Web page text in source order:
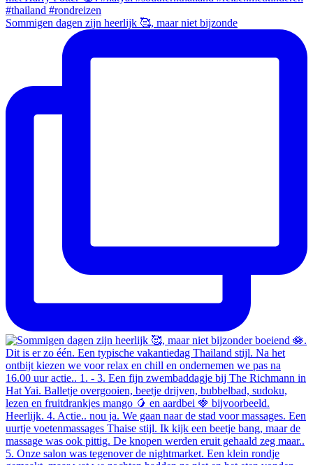
Sommigen dagen zijn heerlijk 🥰, maar niet bijzonde